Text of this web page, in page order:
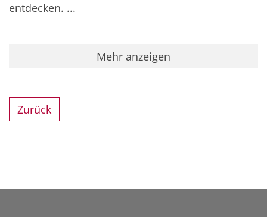
entdecken. ...
Mehr anzeigen
Zurück